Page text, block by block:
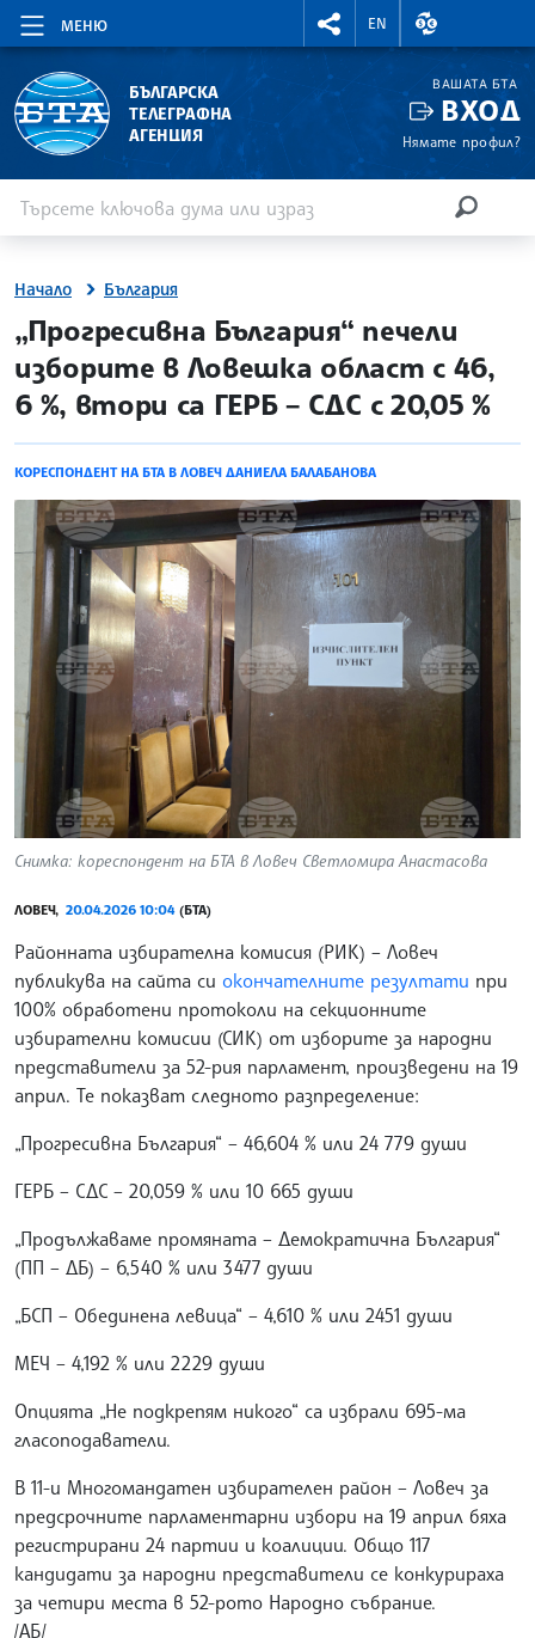
МЕНЮ
RIGHTMENU.SOCIAL
EN
ВАЛУТНИ
БЪЛГАРСКА
ТЕЛЕГРАФНА
АГЕНЦИЯ
ВАШАТА БТА
ВХОД
Нямате профил?
Начало България
site.bta
„Прогресивна България“ печели
изборите в Ловешка област с 46,
6 %, втори са ГЕРБ – СДС с 20,05 %
КОРЕСПОНДЕНТ НА БТА В ЛОВЕЧ ДАНИЕЛА БАЛАБАНОВА
Снимка: кореспондент на БТА в Ловеч Светломира Анастасова
ЛОВЕЧ, 20.04.2026 10:04 (БТА)
Районната избирателна комисия (РИК) – Ловеч
публикува на сайта си окончателните резултати при
100% обработени протоколи на секционните
избирателни комисии (СИК) от изборите за народни
представители за 52-рия парламент, произведени на 19
април. Те показват следното разпределение:
„Прогресивна България“ – 46,604 % или 24 779 души
ГЕРБ – СДС – 20,059 % или 10 665 души
„Продължаваме промяната – Демократична България“
(ПП – ДБ) – 6,540 % или 3477 души
„БСП – Обединена левица“ – 4,610 % или 2451 души
МЕЧ – 4,192 % или 2229 души
Опцията „Не подкрепям никого“ са избрали 695-ма
гласоподаватели.
В 11-и Многомандатен избирателен район – Ловеч за
предсрочните парламентарни избори на 19 април бяха
регистрирани 24 партии и коалиции. Общо 117
кандидати за народни представители се конкурираха
за четири места в 52-рото Народно събрание.
/АБ/